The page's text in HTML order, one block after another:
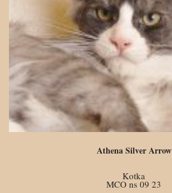
Athena Silver Arrow
Kotka
MCO ns 09 23